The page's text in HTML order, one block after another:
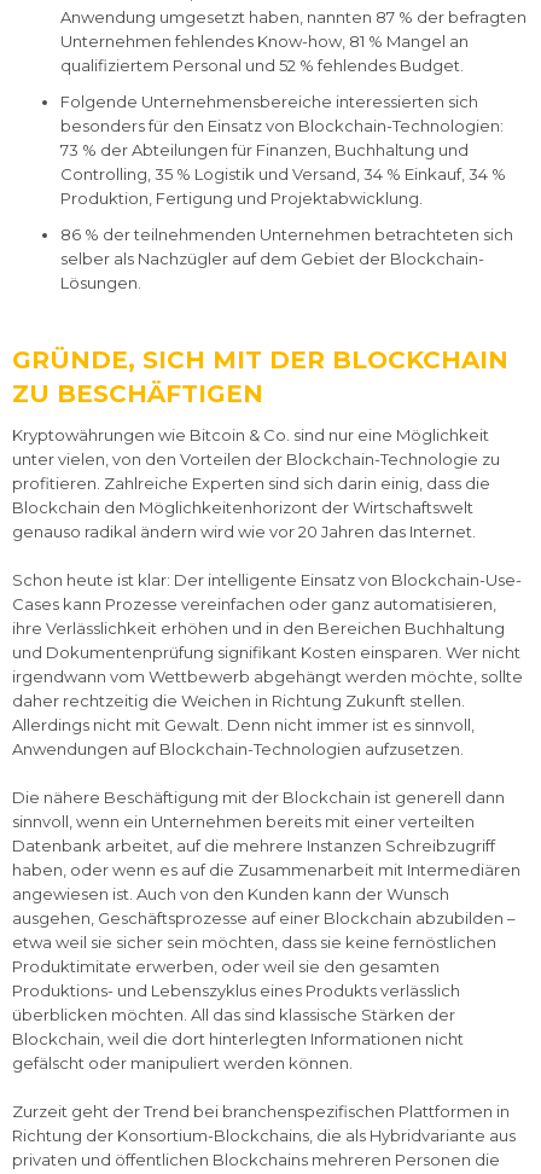
Anwendung umgesetzt haben, nannten 87 % der befragten
Unternehmen fehlendes Know-how, 81 % Mangel an
qualifiziertem Personal und 52 % fehlendes Budget.
Folgende Unternehmensbereiche interessierten sich
besonders für den Einsatz von Blockchain-Technologien:
73 % der Abteilungen für Finanzen, Buchhaltung und
Controlling, 35 % Logistik und Versand, 34 % Einkauf, 34 %
Produktion, Fertigung und Projektabwicklung.
86 % der teilnehmenden Unternehmen betrachteten sich
selber als Nachzügler auf dem Gebiet der Blockchain-
Lösungen.
GRÜNDE, SICH MIT DER BLOCKCHAIN
ZU BESCHÄFTIGEN
Kryptowährungen wie Bitcoin & Co. sind nur eine Möglichkeit
unter vielen, von den Vorteilen der Blockchain-Technologie zu
profitieren. Zahlreiche Experten sind sich darin einig, dass die
Blockchain den Möglichkeitenhorizont der Wirtschaftswelt
genauso radikal ändern wird wie vor 20 Jahren das Internet.
Schon heute ist klar: Der intelligente Einsatz von Blockchain-Use-
Cases kann Prozesse vereinfachen oder ganz automatisieren,
ihre Verlässlichkeit erhöhen und in den Bereichen Buchhaltung
und Dokumentenprüfung signifikant Kosten einsparen. Wer nicht
irgendwann vom Wettbewerb abgehängt werden möchte, sollte
daher rechtzeitig die Weichen in Richtung Zukunft stellen.
Allerdings nicht mit Gewalt. Denn nicht immer ist es sinnvoll,
Anwendungen auf Blockchain-Technologien aufzusetzen.
Die nähere Beschäftigung mit der Blockchain ist generell dann
sinnvoll, wenn ein Unternehmen bereits mit einer verteilten
Datenbank arbeitet, auf die mehrere Instanzen Schreibzugriff
haben, oder wenn es auf die Zusammenarbeit mit Intermediären
angewiesen ist. Auch von den Kunden kann der Wunsch
ausgehen, Geschäftsprozesse auf einer Blockchain abzubilden –
etwa weil sie sicher sein möchten, dass sie keine fernöstlichen
Produktimitate erwerben, oder weil sie den gesamten
Produktions- und Lebenszyklus eines Produkts verlässlich
überblicken möchten. All das sind klassische Stärken der
Blockchain, weil die dort hinterlegten Informationen nicht
gefälscht oder manipuliert werden können.
Zurzeit geht der Trend bei branchenspezifischen Plattformen in
Richtung der Konsortium-Blockchains, die als Hybridvariante aus
privaten und öffentlichen Blockchains mehreren Personen die